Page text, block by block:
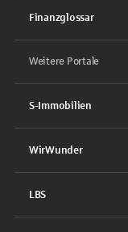
Finanzglossar
Weitere Portale
S-Immobilien
WirWunder
LBS